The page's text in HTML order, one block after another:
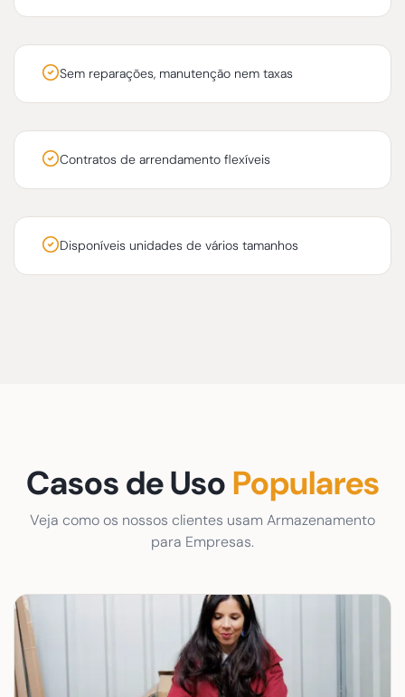
Sem reparações, manutenção nem taxas
Contratos de arrendamento flexíveis
Disponíveis unidades de vários tamanhos
Casos de UsoPopulares
Veja como os nossos clientes usam Armazenamento
para Empresas.